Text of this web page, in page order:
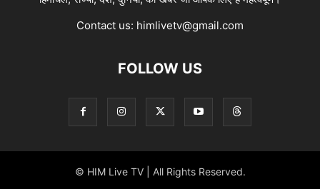
Contact us: himlivetv@gmail.com
FOLLOW US
© HIM Live TV | All Rights Reserved.